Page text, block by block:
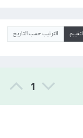
الترتيب حسب التاريخ
1